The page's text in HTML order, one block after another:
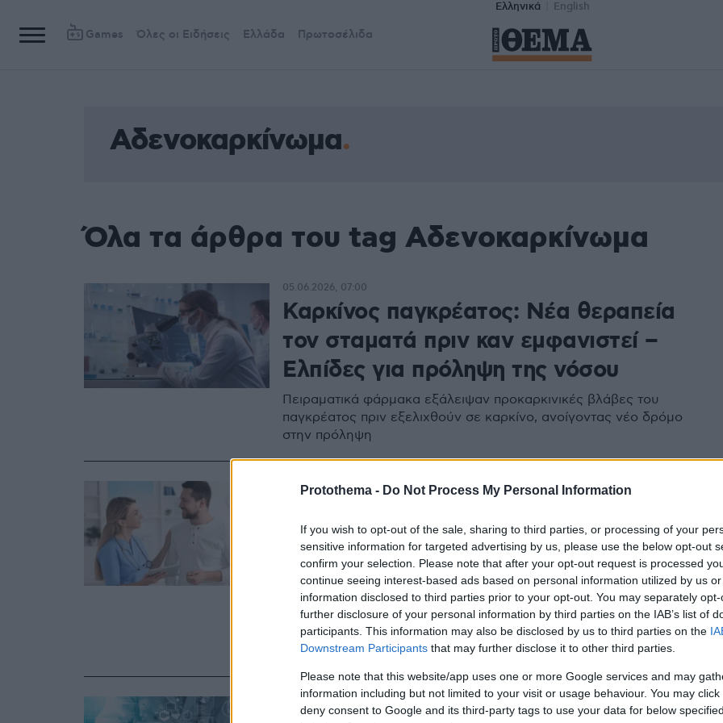
Protothema - Do Not Process My Personal Information
If you wish to opt-out of the sale, sharing to third parties, or processing of your
sensitive information for targeted advertising by us, please use the below opt-out
confirm your selection. Please note that after your opt-out request is processed
continue seeing interest-based ads based on personal information utilized by us
information disclosed to third parties prior to your opt-out. You may separately
further disclosure of your personal information by third parties on the IAB’s list of
participants. This information may also be disclosed by us to third parties on the
Downstream Participants that may further disclose it to other third parties.
Please note that this website/app uses one or more Google services and may
information including but not limited to your visit or usage behaviour. You may
deny consent to Google and its third-party tags to use your data for below
Ελληνικά English
Games Όλες οι Ειδήσεις Ελλάδα Πρωτοσέλιδα
Αδενοκαρκίνωμα
Όλα τα άρθρα του tag Αδενοκαρκίνωμα
Καρκίνος παγκρέατος: Νέα θεραπεία
τον σταματά πριν καν εμφανιστεί –
Ελπίδες για πρόληψη της νόσου
Πειραματικά φάρμακα εξάλειψαν προκαρκινικές βλάβες του
παγκρέατος πριν εξελιχθούν σε καρκίνο, ανοίγοντας νέο δρόμο
στην πρόληψη
05.06.2026, 07:00
εξηγεί πότε χρειάζεται θεραπεία και
πότε αρκεί η παρακολούθηση
Σε ποιες περιπτώσεις διάγνωσης με καρκίνο του προστάτη αρκεί η
συστηματική παρακολούθηση και πότε προτείνεται η θεραπευτική
παρέμβαση; Ένας καθηγητής Ιατρικής και Ουρολογίας ξεκαθαρίζει
το τοπίο
29.03.2025, 10:51
03.06.2024, 15:13